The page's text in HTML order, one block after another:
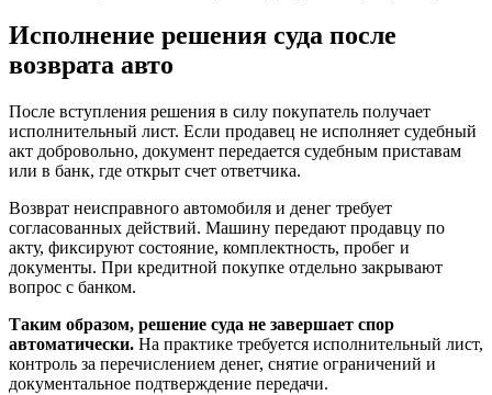
Исполнение решения суда после
возврата авто
После вступления решения в силу покупатель получает
исполнительный лист. Если продавец не исполняет судебный
акт добровольно, документ передается судебным приставам
или в банк, где открыт счет ответчика.
Возврат неисправного автомобиля и денег требует
согласованных действий. Машину передают продавцу по
акту, фиксируют состояние, комплектность, пробег и
документы. При кредитной покупке отдельно закрывают
вопрос с банком.
Таким образом, решение суда не завершает спор
автоматически. На практике требуется исполнительный лист,
контроль за перечислением денег, снятие ограничений и
документальное подтверждение передачи.